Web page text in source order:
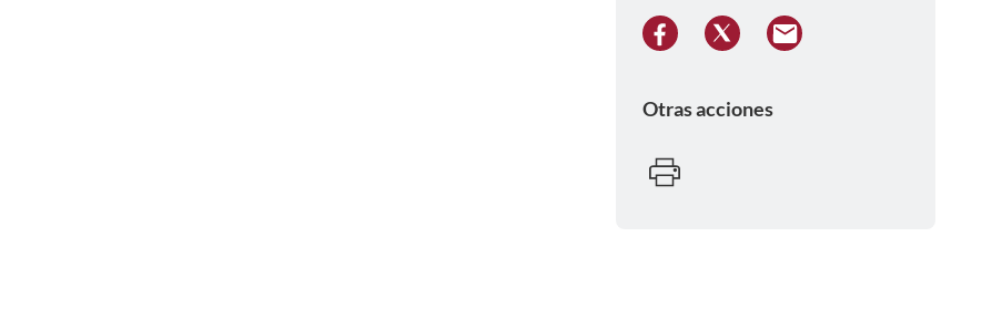
Otras acciones